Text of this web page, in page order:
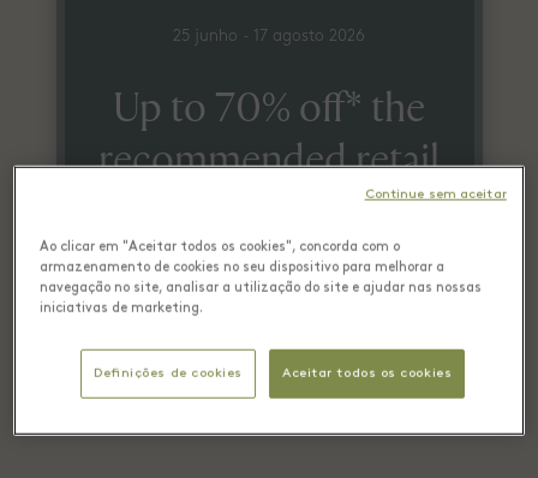
25 junho - 17 agosto 2026
Up to 70% off* the
recommended retail
on selected items
Ao clicar em "Aceitar todos os cookies", concorda com o
armazenamento de cookies no seu dispositivo para melhorar a
navegação no site, analisar a utilização do site e ajudar nas nossas
iniciativas de marketing.
Definições de cookies Aceitar todos os cookies
Continue sem aceitar